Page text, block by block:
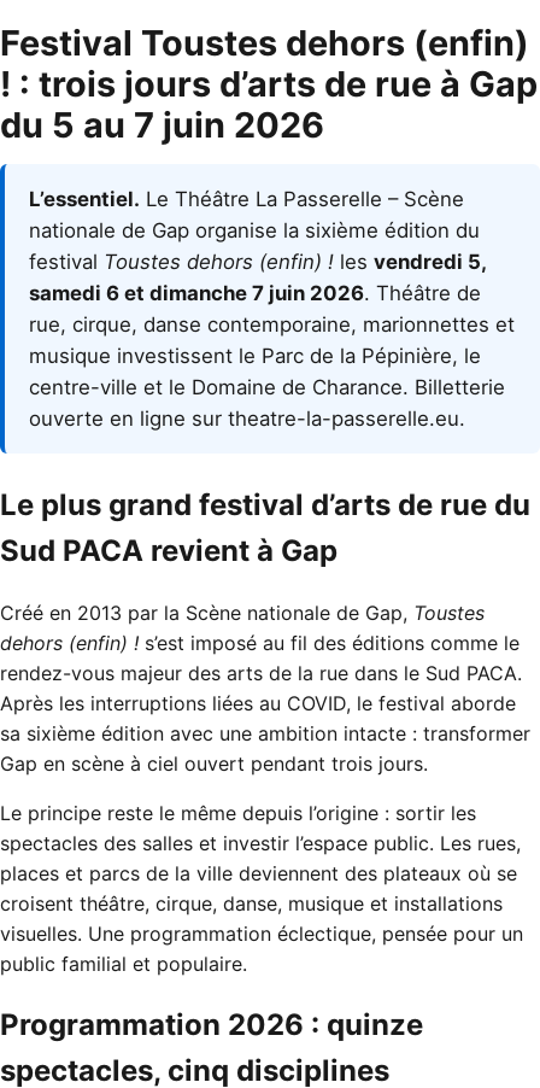
Festival Toustes dehors (enfin)
! : trois jours d’arts de rue à Gap
du 5 au 7 juin 2026
L’essentiel. Le Théâtre La Passerelle – Scène
nationale de Gap organise la sixième édition du
festival Toustes dehors (enfin) ! les vendredi 5,
samedi 6 et dimanche 7 juin 2026. Théâtre de
rue, cirque, danse contemporaine, marionnettes et
musique investissent le Parc de la Pépinière, le
centre-ville et le Domaine de Charance. Billetterie
ouverte en ligne sur theatre-la-passerelle.eu.
Le plus grand festival d’arts de rue du
Sud PACA revient à Gap
Créé en 2013 par la Scène nationale de Gap, Toustes
dehors (enfin) ! s’est imposé au fil des éditions comme le
rendez-vous majeur des arts de la rue dans le Sud PACA.
Après les interruptions liées au COVID, le festival aborde
sa sixième édition avec une ambition intacte : transformer
Gap en scène à ciel ouvert pendant trois jours.
Le principe reste le même depuis l’origine : sortir les
spectacles des salles et investir l’espace public. Les rues,
places et parcs de la ville deviennent des plateaux où se
croisent théâtre, cirque, danse, musique et installations
visuelles. Une programmation éclectique, pensée pour un
public familial et populaire.
Programmation 2026 : quinze
spectacles, cinq disciplines